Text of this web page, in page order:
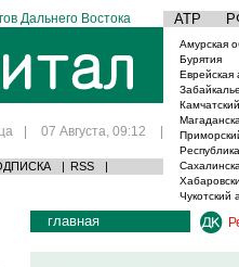
Дальнего Востока АТР
| 07 Августа, 09:12 |
| RSS |
Амурская
Бурятия
Еврейская
Чукотский
главная